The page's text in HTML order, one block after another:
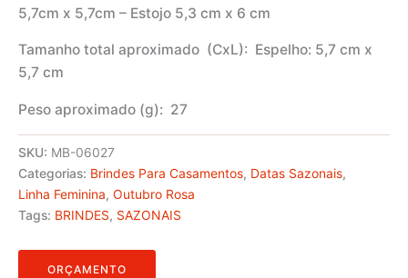
5,7cm x 5,7cm – Estojo 5,3 cm x 6 cm
Tamanho total aproximado (CxL): Espelho: 5,7 cm x
5,7 cm
Peso aproximado (g): 27
SKU: MB-06027
Categorias: Brindes Para Casamentos, Datas Sazonais,
Linha Feminina, Outubro Rosa
Tags: BRINDES, SAZONAIS
ORÇAMENTO